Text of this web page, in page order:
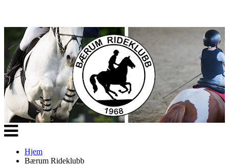
Veksle
navigasjon
Hjem
Bærum Rideklubb